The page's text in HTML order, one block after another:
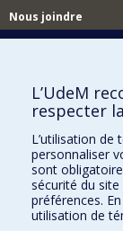
Nous joindre
Nous trouver
L’UdeM
respecter
L’utilisation de
personnaliser
sont
sécurité du
préférences.
utilisation de